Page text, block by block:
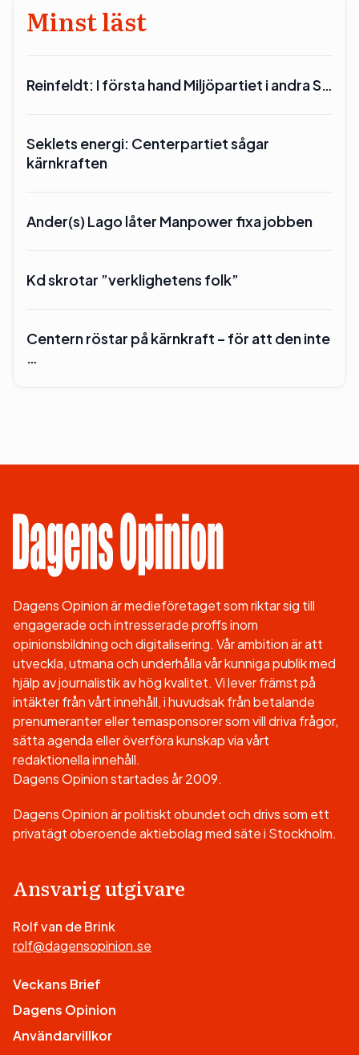
Minst läst
Reinfeldt: I första hand Miljöpartiet i andra S…
Seklets energi: Centerpartiet sågar
kärnkraften
Ander(s) Lago låter Manpower fixa jobben
Kd skrotar ”verklighetens folk”
Centern röstar på kärnkraft – för att den inte
…
Dagens Opinion är medieföretaget som riktar sig till
engagerade och intresserade proffs inom
opinionsbildning och digitalisering. Vår ambition är att
utveckla, utmana och underhålla vår kunniga publik med
hjälp av journalistik av hög kvalitet. Vi lever främst på
intäkter från vårt innehåll, i huvudsak från betalande
prenumeranter eller temasponsorer som vill driva frågor,
sätta agenda eller överföra kunskap via vårt
redaktionella innehåll.
Dagens Opinion startades år 2009.
Dagens Opinion är politiskt obundet och drivs som ett
privatägt oberoende aktiebolag med säte i Stockholm.
Ansvarig utgivare
Rolf van de Brink
rolf@dagensopinion.se
Veckans Brief
Dagens Opinion
Användarvillkor